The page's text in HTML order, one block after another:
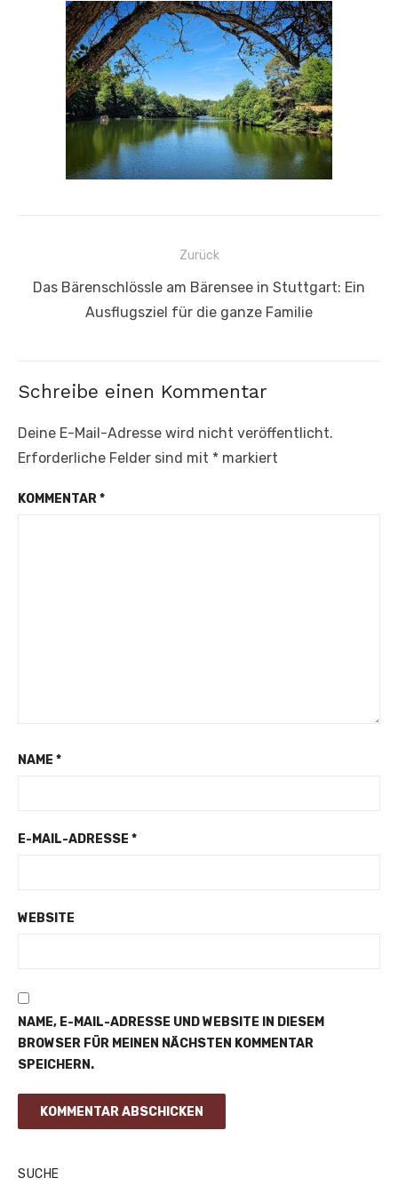
Beitragsnavigation
Zurück
Vorheriger
Das Bärenschlössle am Bärensee in Stuttgart: Ein
Ausflugsziel für die ganze Familie
Schreibe einen Kommentar
Deine E-Mail-Adresse wird nicht veröffentlicht.
Erforderliche Felder sind mit * markiert
KOMMENTAR*
NAME *
E-MAIL-ADRESSE *
WEBSITE
NAME, E-MAIL-ADRESSE UND WEBSITE IN DIESEM
BROWSER FÜR MEINEN NÄCHSTEN KOMMENTAR
SPEICHERN.
SUCHE